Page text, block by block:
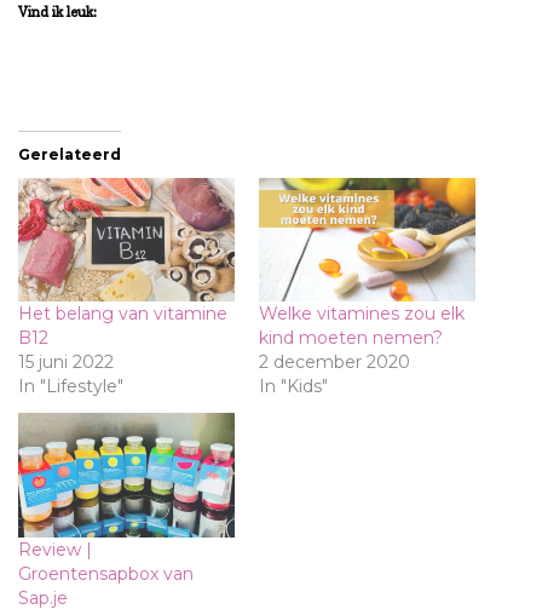
Vind ik leuk:
Gerelateerd
Het belang van vitamine
B12
15 juni 2022
In "Lifestyle"
Welke vitamines zou elk
kind moeten nemen?
2 december 2020
In "Kids"
Review |
Groentensapbox van
Sap.je